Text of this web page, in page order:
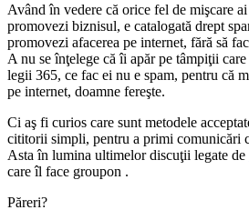
Având în vedere că orice fel de mişcare
promovezi biznisul, e catalogată drept
promovezi afacerea pe internet, fără să
A nu se înţelege că îi apăr pe tâmpiţii
legii 365, ce fac ei nu e spam, pentru că
pe internet, doamne fereşte.
Ci aş fi curios care sunt metodele
cititorii simpli, pentru a primi comunicări
Asta în lumina ultimelor discuţii legate de
care îl face groupon .
Păreri?